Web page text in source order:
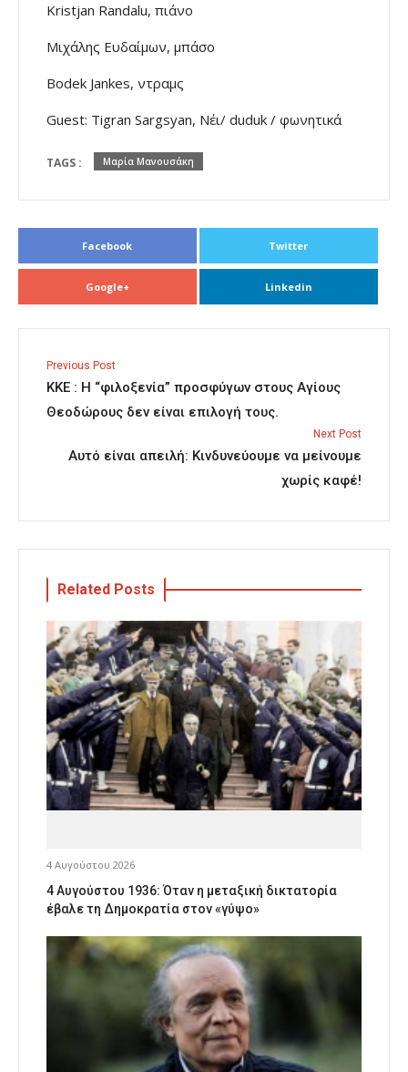
Kristjan Randalu, πιάνο
Μιχάλης Ευδαίμων, μπάσο
Βοdek Jankes, ντραμς
Guest: Tigran Sargsyan, Νέι/ duduk / φωνητικά
TAGS : Μαρία Μανουσάκη
Facebook Twitter
Google+ Linkedin
Previous Post
ΚΚΕ : Η “φιλοξενία” προσφύγων στους Αγίους
Θεοδώρους δεν είναι επιλογή τους.
Next Post
Αυτό είναι απειλή: Κινδυνεύουμε να μείνουμε
χωρίς καφέ!
Related Posts
4 Αυγούστου 2026
4 Αυγούστου 1936: Όταν η μεταξική δικτατορία
έβαλε τη Δημοκρατία στον «γύψο»